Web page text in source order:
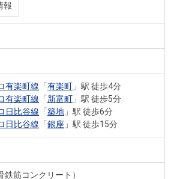
報
有楽町線 「有楽町 」駅 徒歩4分
有楽町線 「新富町 」駅 徒歩5分
日比谷線 「築地 」駅 徒歩6分
日比谷線 「銀座 」駅 徒歩15分
鉄筋コンクリート）